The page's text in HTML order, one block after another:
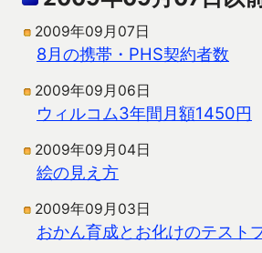
2009年09月07日
8月の携帯・PHS契約者数
2009年09月06日
ウィルコム3年間月額1450円
2009年09月04日
絵の見え方
2009年09月03日
おかん育成とお化けのテスト